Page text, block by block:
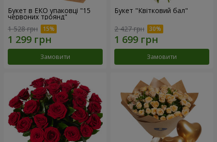
Букет в ЕКО упаковці "15
червоних троянд"
1 528 грн
Замовити
Букет "Квітковий бал"
2 427 грн
Замовити